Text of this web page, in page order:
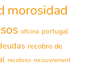
morosidad
oficina portugal
recobro de
recobros recouvrement